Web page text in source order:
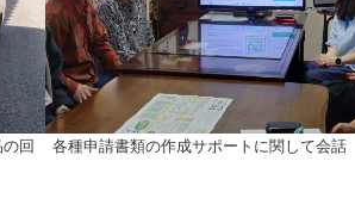
回
各種申請書類の作成サポートに関して会話